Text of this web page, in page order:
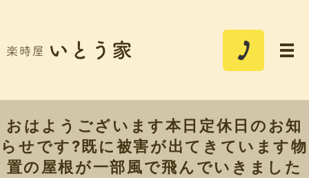
おはようございます本日定休日のお知
らせです?既に被害が出てきています物
置の屋根が一部風で飛んでいきました